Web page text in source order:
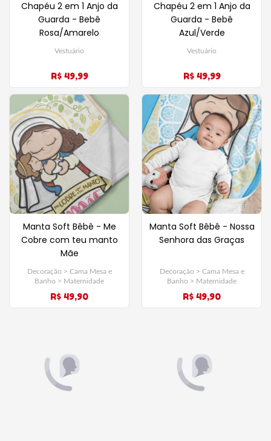
Chapéu 2 em 1 Anjo da
Guarda - Bebê
Rosa/Amarelo
Vestuário
R$ 49,99
Chapéu 2 em 1 Anjo da
Guarda - Bebê
Azul/Verde
Vestuário
R$ 49,99
Manta Soft Bêbê - Me
Cobre com teu manto
Mãe
Decoração > Cama Mesa e
Banho > Maternidade
R$ 49,90
Manta Soft Bêbê - Nossa
Senhora das Graças
Decoração > Cama Mesa e
Banho > Maternidade
R$ 49,90